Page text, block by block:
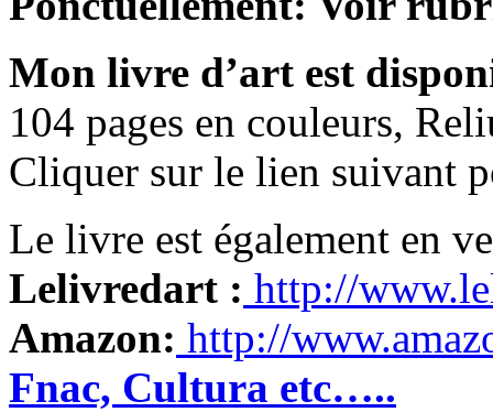
Mon livre d’art est
104 pages en couleurs,
Cliquer sur le lien suivant
Le livre est également en
Lelivredart : http://
Amazon: http://
Fnac, Cultura etc…..